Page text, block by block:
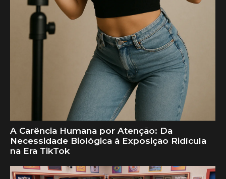
A Carência Humana por Atenção: Da
Necessidade Biológica à Exposição Ridícula
na Era TikTok